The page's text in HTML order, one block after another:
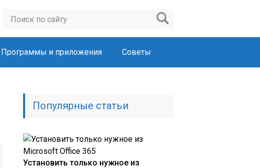
Программы и приложения Советы
Популярные статьи
Установить только нужное из